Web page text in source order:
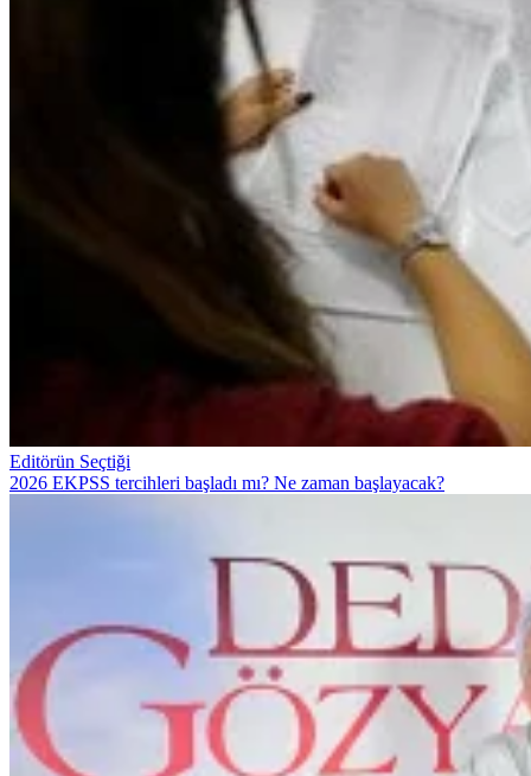
Editörün Seçtiği
2026 EKPSS tercihleri başladı mı? Ne zaman başlayacak?